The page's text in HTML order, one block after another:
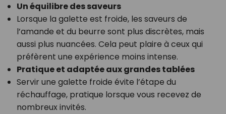
Un équilibre des saveurs
Lorsque la galette est froide, les saveurs de
l’amande et du beurre sont plus discrètes, mais
aussi plus nuancées. Cela peut plaire à ceux qui
préfèrent une expérience moins intense.
Pratique et adaptée aux grandes tablées
Servir une galette froide évite l’étape du
réchauffage, pratique lorsque vous recevez de
nombreux invités.